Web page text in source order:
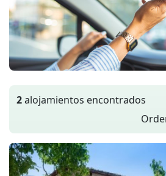
2alojamientos encontrados